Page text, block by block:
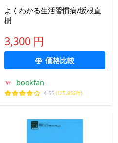
よくわかる生活習慣病/坂根直
樹
3,300 円
価格比較
bookfan
4.55 (125,856件)